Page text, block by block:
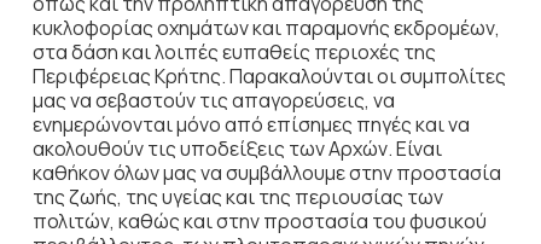
κυκλοφορίας οχημάτων και παραμονής εκδρομέων,
στα δάση και λοιπές ευπαθείς περιοχές της
Περιφέρειας Κρήτης. Παρακαλούνται οι συμπολίτες
μας να σεβαστούν τις απαγορεύσεις, να
ενημερώνονται μόνο από επίσημες πηγές και να
ακολουθούν τις υποδείξεις των Αρχών. Είναι
καθήκον όλων μας να συμβάλλουμε στην προστασία
της ζωής, της υγείας και της περιουσίας των
πολιτών, καθώς και στην προστασία του φυσικού